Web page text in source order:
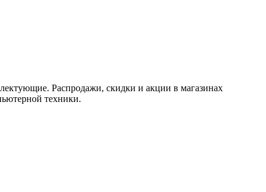
Распродажи, скидки и акции в магазинах
техники.